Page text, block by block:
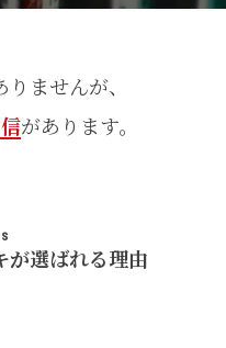
ませんが、
があります。
が選ばれる理由